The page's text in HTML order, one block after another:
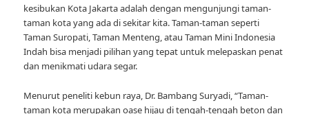
kesibukan Kota Jakarta adalah dengan mengunjungi taman-
taman kota yang ada di sekitar kita. Taman-taman seperti
Taman Suropati, Taman Menteng, atau Taman Mini Indonesia
Indah bisa menjadi pilihan yang tepat untuk melepaskan penat
dan menikmati udara segar.
Menurut peneliti kebun raya, Dr. Bambang Suryadi, “Taman-
taman kota merupakan oase hijau di tengah-tengah beton dan